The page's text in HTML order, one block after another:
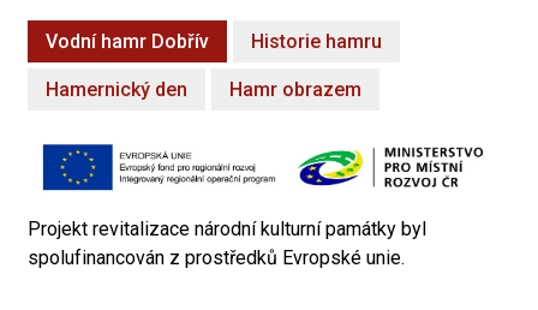
Vodní hamr Dobřív Historie hamru
Hamernický den Hamr obrazem
Projekt revitalizace národní kulturní památky byl
spolufinancován z prostředků Evropské unie.